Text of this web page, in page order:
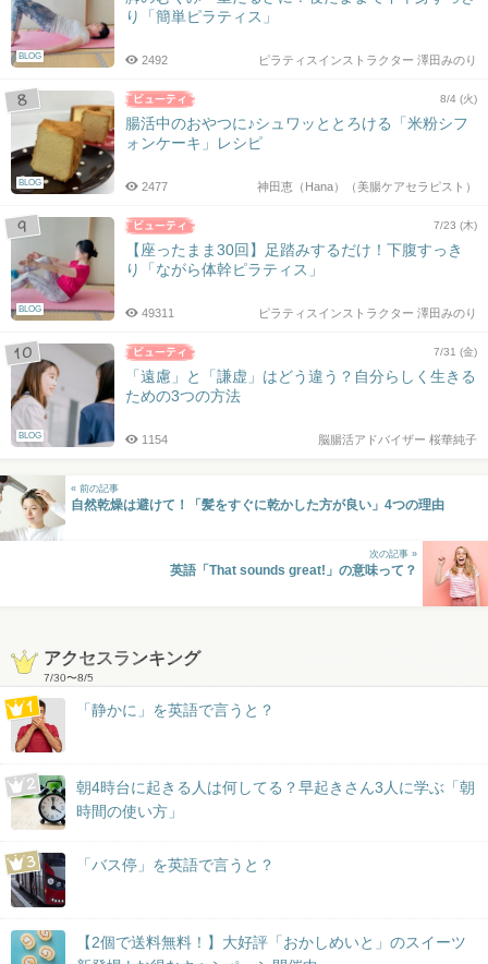
BLOG
り「簡単ピラティス」
ピラティスインストラクター 澤田みのり
2492
BLOG
8/4 (火)
腸活中のおやつに♪シュワッととろける「米粉シフ
ォンケーキ」レシピ
神田恵（Hana）（美腸ケアセラピスト）
2477
BLOG
7/23 (木)
【座ったまま30回】足踏みするだけ！下腹すっき
り「ながら体幹ピラティス」
ピラティスインストラクター 澤田みのり
49311
BLOG
7/31 (金)
「遠慮」と「謙虚」はどう違う？自分らしく生きる
ための3つの方法
脳腸活アドバイザー 桜華純子
1154
« 前の記事
自然乾燥は避けて！「髪をすぐに乾かした方が良い」4つの理由
次の記事 »
英語「That sounds great!」の意味って？
アクセスランキング
7/30〜8/5
「静かに」を英語で言うと？
朝4時台に起きる人は何してる？早起きさん3人に学ぶ「朝
時間の使い方」
「バス停」を英語で言うと？
【2個で送料無料！】大好評「おかしめいと」のスイーツ